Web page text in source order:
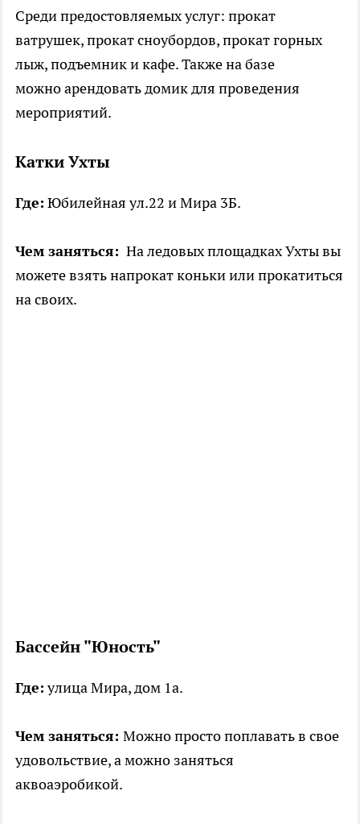
Среди предостовляемых услуг: прокат
ватрушек, прокат сноубордов, прокат горных
лыж, подъемник и кафе. Также на базе
можно арендовать домик для проведения
мероприятий.
Катки Ухты
Где: Юбилейная ул.22 и Мира 3Б.
Чем заняться: На ледовых площадках Ухты вы
можете взять напрокат коньки или прокатиться
на своих.
Бассейн "Юность"
Где:улица Мира, дом 1а.
Чем заняться: Можно просто поплавать в свое
удовольствие, а можно заняться
аквоаэробикой.